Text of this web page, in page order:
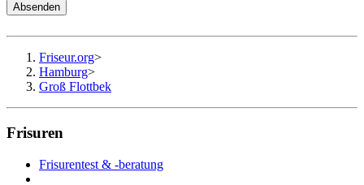
Absenden
Friseur.org>
Hamburg>
Groß Flottbek
Frisuren
Frisurentest & -beratung